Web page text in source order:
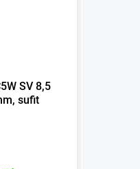
SV 8,5
sufit